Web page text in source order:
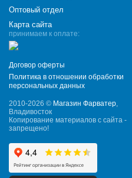
принимаем к оплате:
Договор оферты
Политика в отношении обработки
персональных данных
2010-2026 © Магазин Фарватер,
Владивосток
Копирование материалов с сайта -
запрещено!
Оптовый отдел
Карта сайта